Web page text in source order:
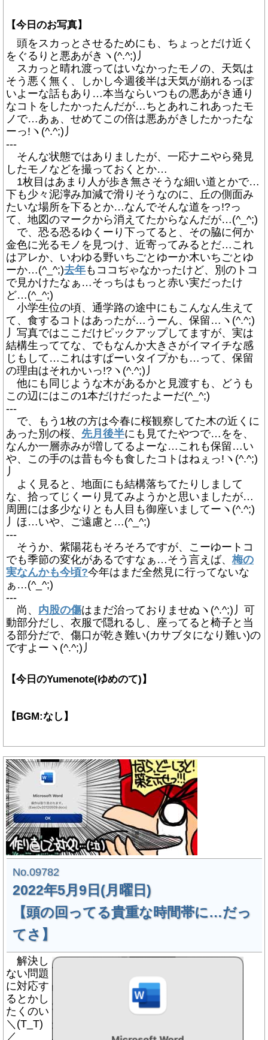
【今日のお写真】
頭をスカっとさせるためにも、ちょっとだけ近く
をぐるりと悪あがきヽ(^.^;)丿
スカっと晴れ渡ってはいなかったモノの、天気は
そう悪く無く、しかし今週後半は天気が崩れるっぽ
いよーな話もあり…本当ならいつもの悪あがき通り
なコトをしたかったんだが…ちとあれこれあったモ
ノで…あぁ、せめてこの倍は悪あがきしたかったな
ーっ!ヽ(^.^;)丿
---
そんな状態ではありましたが、一応ナニやら発見
したモノなどを撮っておくとか…
1枚目はあまり人が歩き無さそうな細い道とかで…
下も少々泥濘み加減で滑りそうなのに、丘の側面み
たいな場所を下るとか…なんでそんな道をっ!?っ
て、地図のマークから消えてたからなんだが…(^_^;)
で、恐る恐るゆくーり下ってると、その脇に何か
金色に光るモノを見つけ、近寄ってみるとだ…これ
はアレか、いわゆる野いちごとゆーか木いちごとゆ
ーか…(^_^;)去年もココぢゃなかったけど、別のトコ
で見かけたなぁ…そっちはもっと赤い実だったけ
ど…(^_^;)
小学生位の頃、通学路の途中にもこんなん生えて
て、食するコトはあったが…うーん、保留…ヽ(^.^;)
丿写真ではここだけピックアップしてますが、実は
結構生っててな、でもなんか大きさがイマイチな感
じもして…これはすぱーいタイプかも…って、保留
の理由はそれかいっ!?ヽ(^.^;)丿
他にも同じような木があるかと見渡すも、どうも
この辺にはこの1本だけだったよーだ(^_^;)
---
で、もう1枚の方は今春に桜観察してた木の近くに
あった別の桜、 先月後半にも見てたやつで…をを、
なんか一層赤みが増してるよーな…これも保留…い
や、この手のは昔も今も食したコトはねぇっ!ヽ(^.^;)
丿
よく見ると、地面にも結構落ちてたりしまして
な、拾ってじくーり見てみようかと思いましたが…
周囲には多少なりとも人目も御座いましてーヽ(^.^;)
丿ほ…いや、ご遠慮と…(^_^;)
---
そうか、紫陽花もそろそろですが、こーゆートコ
でも季節の変化があるですなぁ…そう言えば、 梅の
実なんかも今頃?今年はまだ全然見に行ってないな
ぁ…(^_^;)
---
尚、 内股の傷はまだ治っておりませぬヽ(^.^;)丿可
動部分だし、衣服で隠れるし、座ってると椅子と当
る部分だで、傷口が乾き難い(カサブタになり難い)の
ですよーヽ(^.^;)丿
【今日のYumenote(ゆめのて)】
【BGM:なし】
No.09782
2022年5月9日(月曜日)
【頭の回ってる貴重な時間帯に…だっ
てさ】
解決し
ない問題
に対応す
るとかし
たくのい
＼(T_T)
／